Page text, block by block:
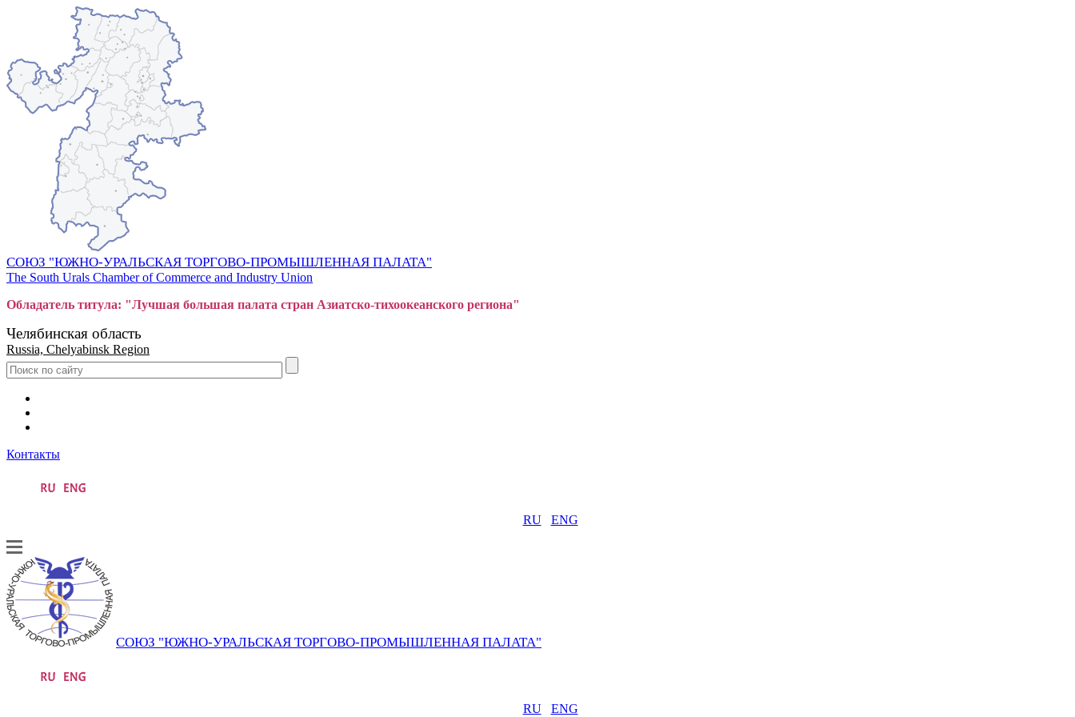
СОЮЗ "ЮЖНО-УРАЛЬСКАЯ ТОРГОВО-ПРОМЫШЛЕННАЯ ПАЛАТА"
The South Urals Chamber of Commerce and Industry Union
Обладатель титула: "Лучшая большая палата стран Азиатско-тихоокеанского региона"
Челябинская область
Russia, Chelyabinsk Region
Контакты
RU ENG
СОЮЗ "ЮЖНО-УРАЛЬСКАЯ ТОРГОВО-ПРОМЫШЛЕННАЯ ПАЛАТА"
RU ENG